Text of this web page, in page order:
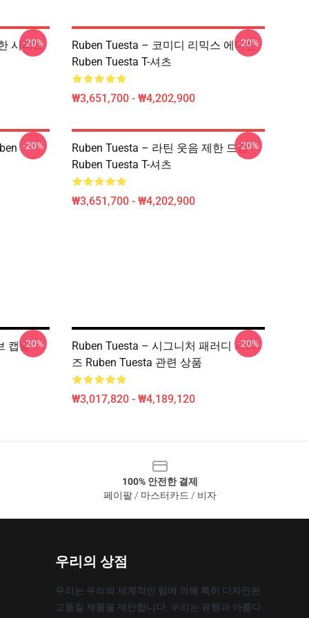
시리즈
-20%
Ruben Tuesta – 코미디 리믹스 에디션
Ruben Tuesta T-셔츠
₩3,651,700 - ₩4,202,900
-20%
-20%
Ruben Tuesta – 라틴 웃음 제한 드롭
Ruben Tuesta T-셔츠
₩3,651,700 - ₩4,202,900
-20%
캡슐-20%
Ruben Tuesta – 시그니처 패러디 시리
즈 Ruben Tuesta 관련 상품
₩3,017,820 - ₩4,189,120
-20%
100% 안전한 결제
페이팔 / 마스터카드 / 비자
우리의 상점
우리는 우리의 세계적인 팀에 의해 특히 디자인된
고품질 제품을 제안합니다. 우리는 유행과 아름다